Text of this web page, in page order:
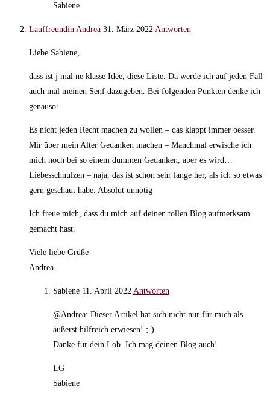
Sabiene
Lauffreundin Andrea 31. März 2022 Antworten
Liebe Sabiene,
dass ist j mal ne klasse Idee, diese Liste. Da werde ich auf jeden Fall
auch mal meinen Senf dazugeben. Bei folgenden Punkten denke ich
genauso:
Es nicht jeden Recht machen zu wollen – das klappt immer besser.
Mir über mein Alter Gedanken machen – Manchmal erwische ich
mich noch bei so einem dummen Gedanken, aber es wird…
Liebesschnulzen – naja, das ist schon sehr lange her, als ich so etwas
gern geschaut habe. Absolut unnötig
Ich freue mich, dass du mich auf deinen tollen Blog aufmerksam
gemacht hast.
Viele liebe Grüße
Andrea
Sabiene 11. April 2022 Antworten
@Andrea: Dieser Artikel hat sich nicht nur für mich als
äußerst hilfreich erwiesen! ;-)
Danke für dein Lob. Ich mag deinen Blog auch!
LG
Sabiene